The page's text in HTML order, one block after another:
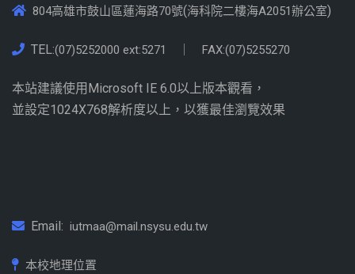
804高雄市鼓山區蓮海路70號(海科院二樓海A2051辦公室)
TEL:(07)5252000 ext:5271 ｜ FAX:(07)5255270
本站建議使用Microsoft IE 6.0以上版本觀看，
並設定1024X768解析度以上，以獲最佳瀏覽效果
Email: iutmaa@mail.nsysu.edu.tw
本校地理位置